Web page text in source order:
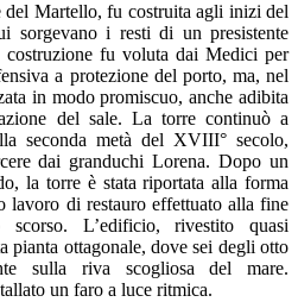
del Martello, fu costruita agli inizi del
sorgevano i resti di un presistente
fu voluta dai Medici per
a protezione del porto, ma, nel
in modo promiscuo, anche adibita
del sale. La torre continuò a
seconda metà del XVIII° secolo,
dai granduchi Lorena. Dopo un
la torre è stata riportata alla forma
lavoro di restauro effettuato alla fine
L’edificio, rivestito quasi
pianta ottagonale, dove sei degli otto
sulla riva scogliosa del mare.
un faro a luce ritmica.